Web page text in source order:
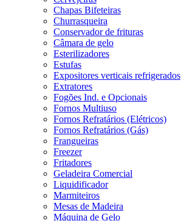
Chapas Bifeteiras
Churrasqueira
Conservador de frituras
Câmara de gelo
Esterilizadores
Estufas
Expositores verticais refrigerados
Extratores
Fogões Ind. e Opcionais
Fornos Multiuso
Fornos Refratários (Elétricos)
Fornos Refratários (Gás)
Frangueiras
Freezer
Fritadores
Geladeira Comercial
Liquidificador
Marmiteiros
Mesas de Madeira
Máquina de Gelo